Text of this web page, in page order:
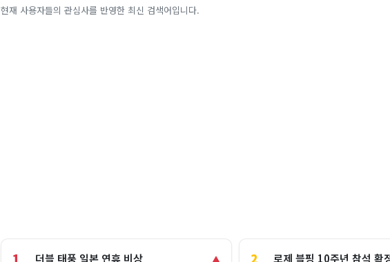
현재 사용자들의 관심사를 반영한 최신 검색어입니다.
더블 태풍 일본 연휴 비상 ▲ 2 로제 블핑 10주년 참석 확